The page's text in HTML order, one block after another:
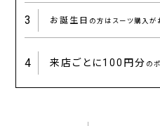
3 お誕生日 の方はスーツ購入が
4 来店ごとに100円分 の